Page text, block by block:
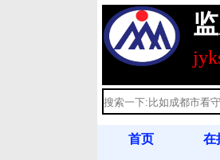
首页 在